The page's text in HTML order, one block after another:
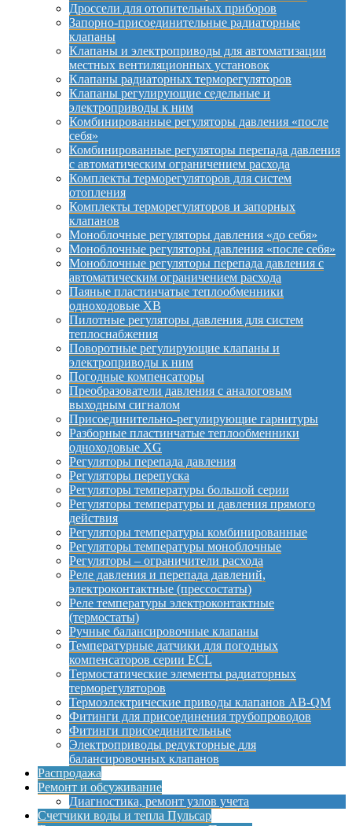
Дроссели для отопительных приборов
Запорно-присоединительные радиаторные
клапаны
Клапаны и электроприводы для автоматизации
местных вентиляционных установок
Клапаны радиаторных терморегуляторов
Клапаны регулирующие седельные и
электроприводы к ним
Комбинированные регуляторы давления «после
себя»
Комбинированные регуляторы перепада давления
с автоматическим ограничением расхода
Комплекты терморегуляторов для систем
отопления
Комплекты терморегуляторов и запорных
клапанов
Моноблочные регуляторы давления «до себя»
Моноблочные регуляторы давления «после себя»
Моноблочные регуляторы перепада давления с
автоматическим ограничением расхода
Паяные пластинчатые теплообменники
одноходовые XB
Пилотные регуляторы давления для систем
теплоснабжения
Поворотные регулирующие клапаны и
электроприводы к ним
Погодные компенсаторы
Преобразователи давления с аналоговым
выходным сигналом
Присоединительно-регулирующие гарнитуры
Разборные пластинчатые теплообменники
одноходовые XG
Регуляторы перепада давления
Регуляторы перепуска
Регуляторы температуры большой серии
Регуляторы температуры и давления прямого
действия
Регуляторы температуры комбинированные
Регуляторы температуры моноблочные
Регуляторы – ограничители расхода
Реле давления и перепада давлений,
электроконтактные (прессостаты)
Реле температуры электроконтактные
(термостаты)
Ручные балансировочные клапаны
Температурные датчики для погодных
компенсаторов серии ECL
Термостатические элементы радиаторных
терморегуляторов
Термоэлектрические приводы клапанов AB-QM
Фитинги для присоединения трубопроводов
Фитинги присоединительные
Электроприводы редукторные для
балансировочных клапанов
Распродажа
Ремонт и обсуживание
Диагностика, ремонт узлов учета
Счетчики воды и тепла Пульсар